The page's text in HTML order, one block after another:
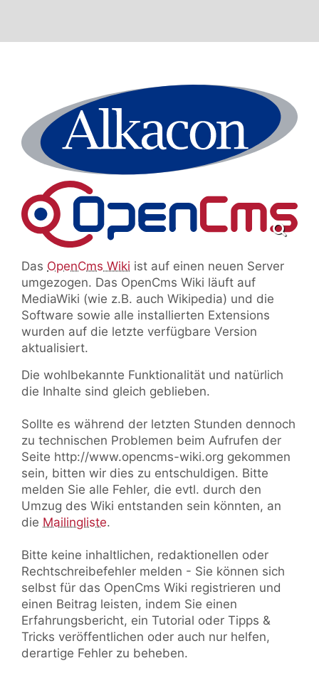
Das OpenCms Wiki ist auf einen neuen Server
umgezogen. Das OpenCms Wiki läuft auf
MediaWiki (wie z.B. auch Wikipedia) und die
Software sowie alle installierten Extensions
wurden auf die letzte verfügbare Version
aktualisiert.
Die wohlbekannte Funktionalität und natürlich
die Inhalte sind gleich geblieben.
Sollte es während der letzten Stunden dennoch
zu technischen Problemen beim Aufrufen der
Seite http://www.opencms-wiki.org gekommen
sein, bitten wir dies zu entschuldigen. Bitte
melden Sie alle Fehler, die evtl. durch den
Umzug des Wiki entstanden sein könnten, an
die Mailingliste.
Bitte keine inhaltlichen, redaktionellen oder
Rechtschreibefehler melden - Sie können sich
selbst für das OpenCms Wiki registrieren und
einen Beitrag leisten, indem Sie einen
Erfahrungsbericht, ein Tutorial oder Tipps &
Tricks veröffentlichen oder auch nur helfen,
derartige Fehler zu beheben.